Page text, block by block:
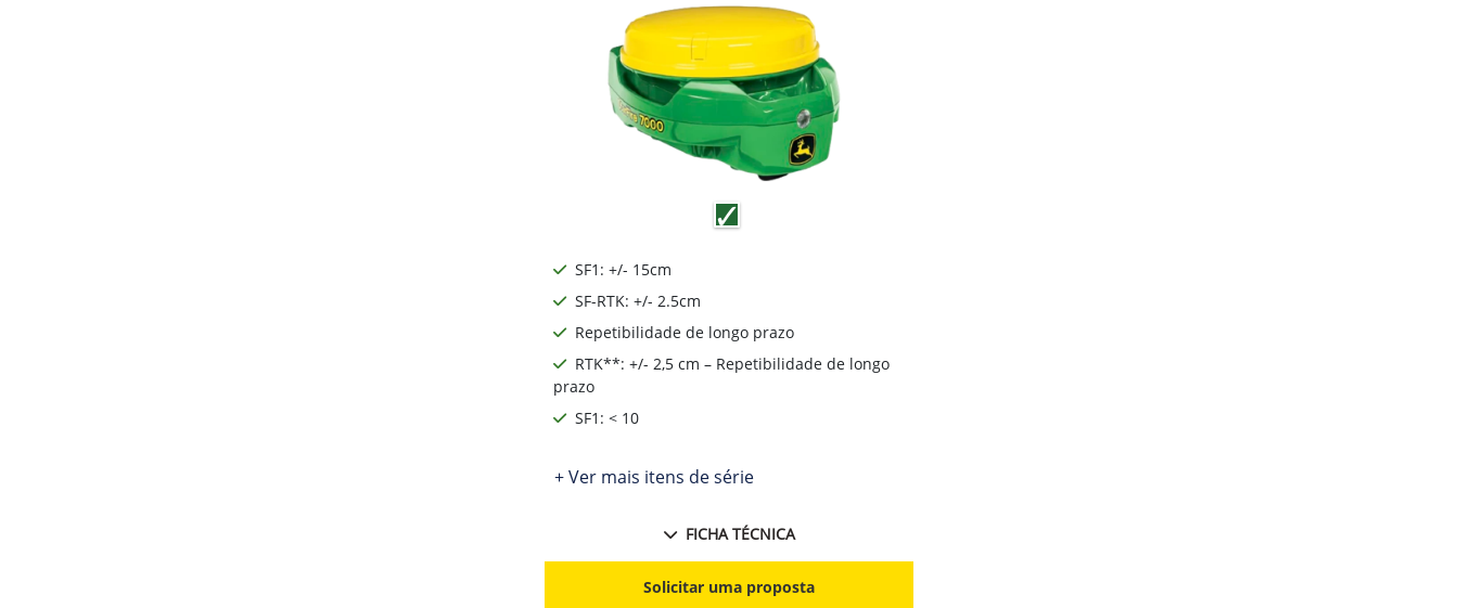
SF1: +/- 15cm
SF-RTK: +/- 2.5cm
Repetibilidade de longo prazo
RTK**: +/- 2,5 cm – Repetibilidade de longo
prazo
SF1: < 10
+ Ver mais itens de série
FICHA TÉCNICA
Solicitar uma proposta